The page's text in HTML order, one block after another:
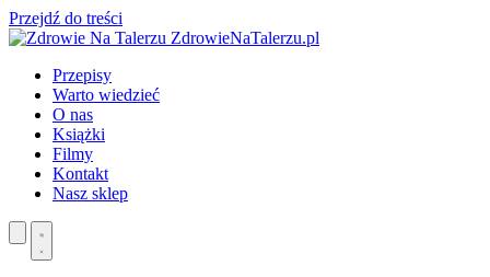
Przejdź do treści
ZdrowieNaTalerzu.pl
Przepisy
Warto wiedzieć
O nas
Książki
Filmy
Kontakt
Nasz sklep